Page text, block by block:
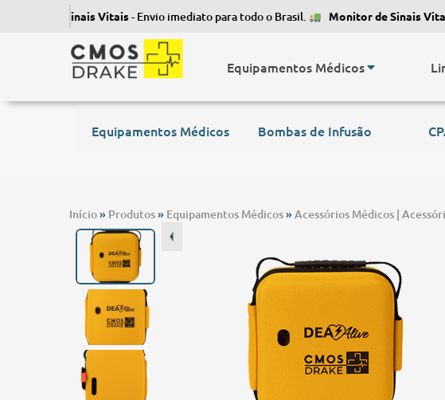
de Sinais Vitais- Envio imediato para todo o Brasil. Monitor de Sinais Vitais-
Equipamentos Médicos
Equipamentos Médicos Bombas de Infusão
Início» Produtos» Equipamentos Médicos» Acessórios Médicos |